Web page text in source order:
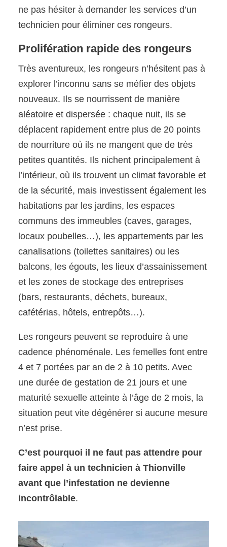
ne pas hésiter à demander les services d’un
technicien pour éliminer ces rongeurs.
Prolifération rapide des rongeurs
Très aventureux, les rongeurs n’hésitent pas à
explorer l’inconnu sans se méfier des objets
nouveaux. Ils se nourrissent de manière
aléatoire et dispersée : chaque nuit, ils se
déplacent rapidement entre plus de 20 points
de nourriture où ils ne mangent que de très
petites quantités. Ils nichent principalement à
l’intérieur, où ils trouvent un climat favorable et
de la sécurité, mais investissent également les
habitations par les jardins, les espaces
communs des immeubles (caves, garages,
locaux poubelles…), les appartements par les
canalisations (toilettes sanitaires) ou les
balcons, les égouts, les lieux d’assainissement
et les zones de stockage des entreprises
(bars, restaurants, déchets, bureaux,
cafétérias, hôtels, entrepôts…).
Les rongeurs peuvent se reproduire à une
cadence phénoménale. Les femelles font entre
4 et 7 portées par an de 2 à 10 petits. Avec
une durée de gestation de 21 jours et une
maturité sexuelle atteinte à l’âge de 2 mois, la
situation peut vite dégénérer si aucune mesure
n’est prise.
C’est pourquoi il ne faut pas attendre pour
faire appel à un technicien à Thionville
avant que l’infestation ne devienne
incontrôlable.